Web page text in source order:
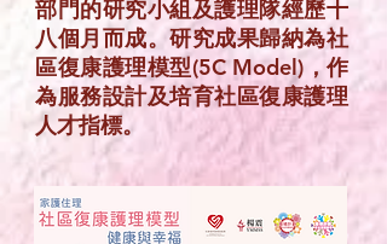
部門的研究小組及護理隊經歷十
八個月而成。研究成果歸納為社
區復康護理模型(5C Model)，作
為服務設計及培育社區復康護理
人才指標。